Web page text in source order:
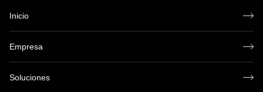
Inicio
Empresa
Soluciones